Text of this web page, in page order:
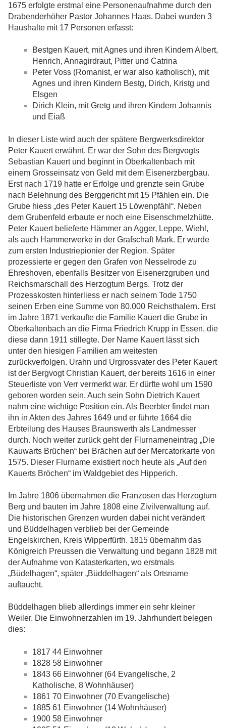
1675 erfolgte erstmal eine Personenaufnahme durch den
Drabenderhöher Pastor Johannes Haas. Dabei wurden 3
Haushalte mit 17 Personen erfasst:
Bestgen Kauert, mit Agnes und ihren Kindern Albert,
Henrich, Annagirdraut, Pitter und Catrina
Peter Voss (Romanist, er war also katholisch), mit
Agnes und ihren Kindern Bestg, Dirich, Kristg und
Elsgen
Dirich Klein, mit Gretg und ihren Kindern Johannis
und Eiaß
In dieser Liste wird auch der spätere Bergwerksdirektor
Peter Kauert erwähnt. Er war der Sohn des Bergvogts
Sebastian Kauert und beginnt in Oberkaltenbach mit
einem Grosseinsatz von Geld mit dem Eisenerzbergbau.
Erst nach 1719 hatte er Erfolge und grenzte sein Grube
nach Belehnung des Berggericht mit 15 Pfählen ein. Die
Grube hiess „des Peter Kauert 15 Löwenpfähl“. Neben
dem Grubenfeld erbaute er noch eine Eisenschmelzhütte.
Peter Kauert belieferte Hämmer an Agger, Leppe, Wiehl,
als auch Hammerwerke in der Grafschaft Mark. Er wurde
zum ersten Industriepionier der Region. Später
prozessierte er gegen den Grafen von Nesselrode zu
Ehreshoven, ebenfalls Besitzer von Eisenerzgruben und
Reichsmarschall des Herzogtum Bergs. Trotz der
Prozesskosten hinterliess er nach seinem Tode 1750
seinen Erben eine Summe von 80.000 Reichsthalern. Erst
im Jahre 1871 verkaufte die Familie Kauert die Grube in
Oberkaltenbach an die Firma Friedrich Krupp in Essen, die
diese dann 1911 stillegte. Der Name Kauert lässt sich
unter den hiesigen Familien am weitesten
zurückverfolgen. Urahn und Urgrossvater des Peter Kauert
ist der Bergvogt Christian Kauert, der bereits 1616 in einer
Steuerliste von Verr vermerkt war. Er dürfte wohl um 1590
geboren worden sein. Auch sein Sohn Dietrich Kauert
nahm eine wichtige Position ein. Als Beerbter findet man
ihn in Akten des Jahres 1649 und er führte 1664 die
Erbteilung des Hauses Braunswerth als Landmesser
durch. Noch weiter zurück geht der Flurnameneintrag „Die
Kauwarts Brüchen“ bei Brächen auf der Mercatorkarte von
1575. Dieser Flurname existiert noch heute als „Auf den
Kauerts Bröchen“ im Waldgebiet des Hipperich.
Im Jahre 1806 übernahmen die Franzosen das Herzogtum
Berg und bauten im Jahre 1808 eine Zivilverwaltung auf.
Die historischen Grenzen wurden dabei nicht verändert
und Büddelhagen verblieb bei der Gemeinde
Engelskirchen, Kreis Wipperfürth. 1815 übernahm das
Königreich Preussen die Verwaltung und begann 1828 mit
der Aufnahme von Katasterkarten, wo erstmals
„Büdelhagen“, später „Büddelhagen“ als Ortsname
auftaucht.
Büddelhagen blieb allerdings immer ein sehr kleiner
Weiler. Die Einwohnerzahlen im 19. Jahrhundert belegen
dies:
1817 44 Einwohner
1828 58 Einwohner
1843 66 Einwohner (64 Evangelische, 2
Katholische, 8 Wohnhäuser)
1861 70 Einwohner (70 Evangelische)
1885 61 Einwohner (14 Wohnhäuser)
1900 58 Einwohner